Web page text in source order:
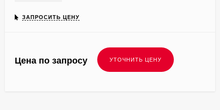
ЗАПРОСИТЬ ЦЕНУ
Цена по запросу